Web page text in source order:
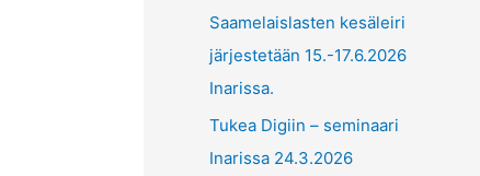
Saamelaislasten kesäleiri
järjestetään 15.-17.6.2026
Inarissa.
Tukea Digiin – seminaari
Inarissa 24.3.2026